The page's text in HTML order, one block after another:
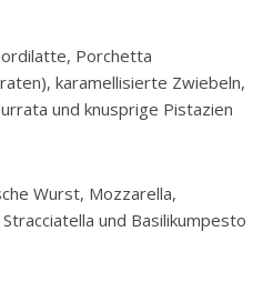
Porchetta
karamellisierte Zwiebeln,
und knusprige Pistazien
Wurst, Mozzarella,
und Basilikumpesto